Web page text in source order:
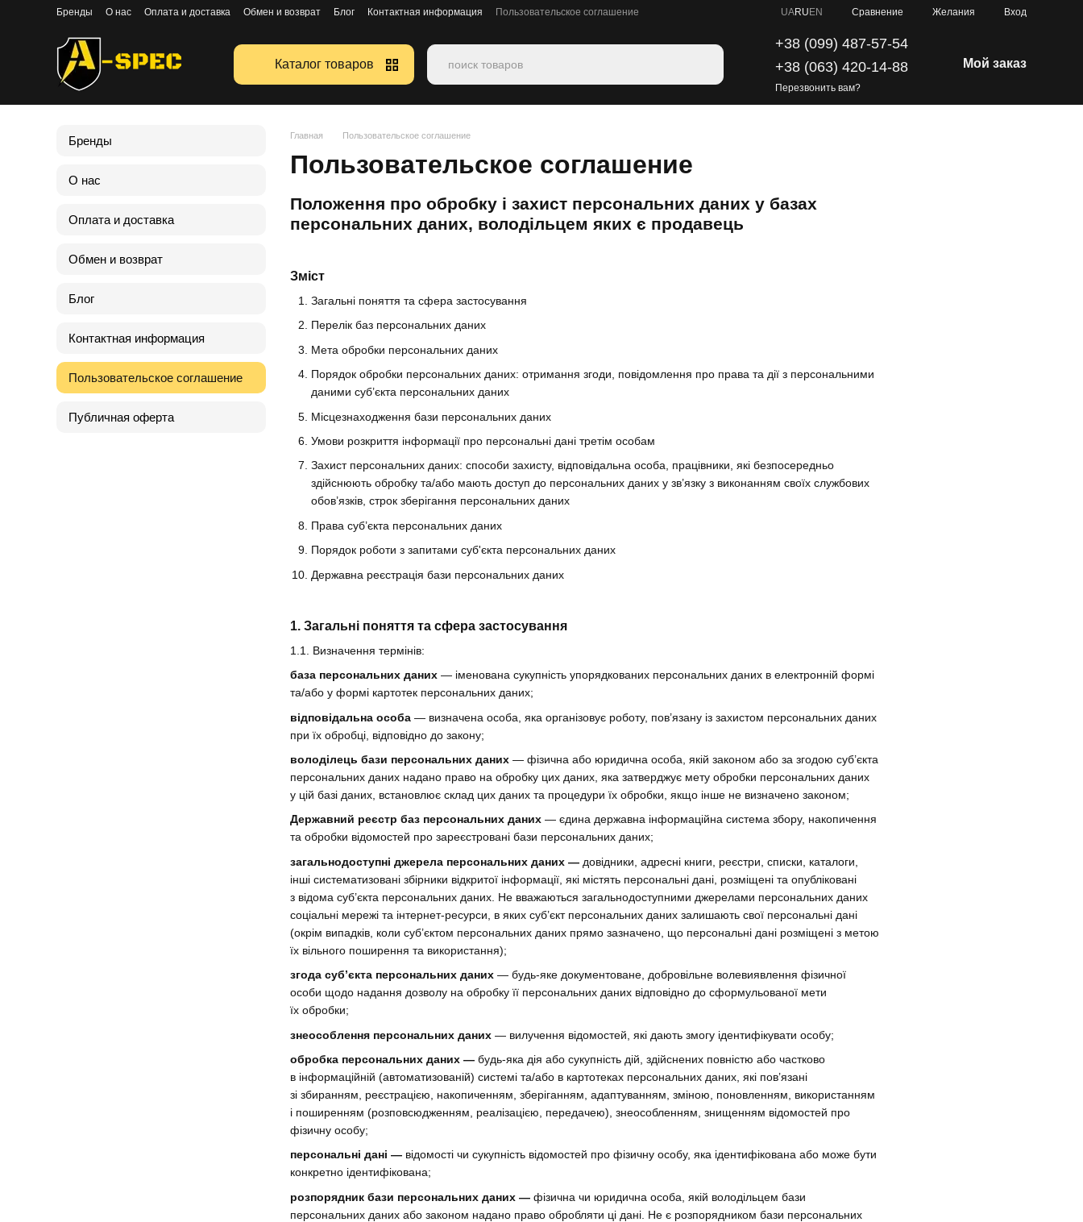
Перейти к основному контенту
Бренды О нас Оплата и доставка Обмен и возврат Блог Контактная информация
Пользовательское соглашение
UARU EN Сравнение Желания Вход
Каталог товаров
+38 (099) 487-57-54
+38 (063) 420-14-88
Перезвонить вам?
Мой заказ
Главная Пользовательское соглашение
Пользовательское соглашение
Положення про обробку і захист персональних даних у базах
персональних даних, володільцем яких є продавець
Зміст
Загальні поняття та сфера застосування
Перелік баз персональних даних
Мета обробки персональних даних
Порядок обробки персональних даних: отримання згоди, повідомлення про права та дії з персональними
даними суб’єкта персональних даних
Місцезнаходження бази персональних даних
Умови розкриття інформації про персональні дані третім особам
Захист персональних даних: способи захисту, відповідальна особа, працівники, які безпосередньо
здійснюють обробку та/або мають доступ до персональних даних у зв’язку з виконанням своїх службових
обов’язків, строк зберігання персональних даних
Права суб’єкта персональних даних
Порядок роботи з запитами суб'єкта персональних даних
Державна реєстрація бази персональних даних
1. Загальні поняття та сфера застосування
1.1. Визначення термінів:
база персональних даних — іменована сукупність упорядкованих персональних даних в електронній формі
та/або у формі картотек персональних даних;
відповідальна особа — визначена особа, яка організовує роботу, пов’язану із захистом персональних даних
при їх обробці, відповідно до закону;
володілець бази персональних даних — фізична або юридична особа, якій законом або за згодою суб’єкта
персональних даних надано право на обробку цих даних, яка затверджує мету обробки персональних даних
у цій базі даних, встановлює склад цих даних та процедури їх обробки, якщо інше не визначено законом;
Державний реєстр баз персональних даних — єдина державна інформаційна система збору, накопичення
та обробки відомостей про зареєстровані бази персональних даних;
загальнодоступні джерела персональних даних — довідники, адресні книги, реєстри, списки, каталоги,
інші систематизовані збірники відкритої інформації, які містять персональні дані, розміщені та опубліковані
з відома суб’єкта персональних даних. Не вважаються загальнодоступними джерелами персональних даних
соціальні мережі та інтернет-ресурси, в яких суб’єкт персональних даних залишають свої персональні дані
(окрім випадків, коли суб’єктом персональних даних прямо зазначено, що персональні дані розміщені з метою
їх вільного поширення та використання);
згода суб’єкта персональних даних — будь-яке документоване, добровільне волевиявлення фізичної
особи щодо надання дозволу на обробку її персональних даних відповідно до сформульованої мети
їх обробки;
знеособлення персональних даних — вилучення відомостей, які дають змогу ідентифікувати особу;
обробка персональних даних — будь-яка дія або сукупність дій, здійснених повністю або частково
в інформаційній (автоматизованій) системі та/або в картотеках персональних даних, які пов’язані
зі збиранням, реєстрацією, накопиченням, зберіганням, адаптуванням, зміною, поновленням, використанням
і поширенням (розповсюдженням, реалізацією, передачею), знеособленням, знищенням відомостей про
фізичну особу;
персональні дані — відомості чи сукупність відомостей про фізичну особу, яка ідентифікована або може бути
конкретно ідентифікована;
розпорядник бази персональних даних — фізична чи юридична особа, якій володільцем бази
персональних даних або законом надано право обробляти ці дані. Не є розпорядником бази персональних
Бренды
О нас
Оплата и доставка
Обмен и возврат
Блог
Контактная информация
Пользовательское соглашение
Публичная оферта